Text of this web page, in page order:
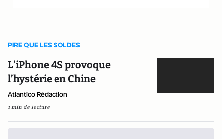
PIRE QUE LES SOLDES
L’iPhone 4S provoque
l’hystérie en Chine
Atlantico Rédaction
1 min de lecture